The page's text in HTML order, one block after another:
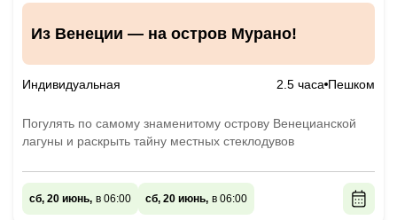
Из Венеции — на остров Мурано!
Индивидуальная 2.5 часа Пешком
Погулять по самому знаменитому острову Венецианской
лагуны и раскрыть тайну местных стеклодувов
сб, 20 июнь, в 06:00 сб, 20 июнь, в 06:00